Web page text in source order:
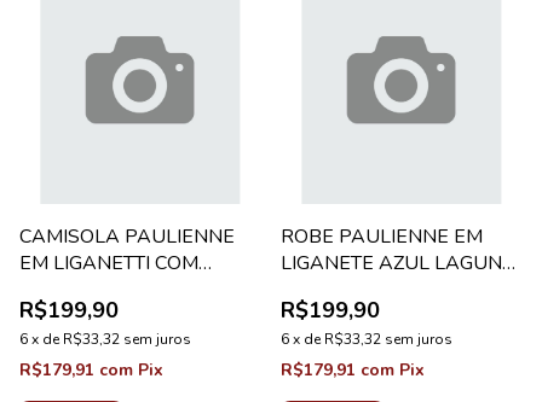
CAMISOLA PAULIENNE
EM LIGANETTI COM
ADELE
R$199,90
6x deR$33,32 sem juros
R$179,91 com Pix
ROBE PAULIENNE EM
LIGANETE AZUL LAGUNA
R$199,90
6x deR$33,32 sem juros
R$179,91 com Pix